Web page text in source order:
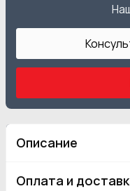
Описание
Оплата и